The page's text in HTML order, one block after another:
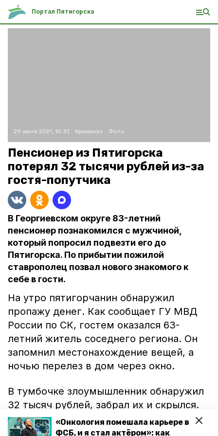
«Онкология помешала карьере в
ФСБ, и я стал актёром»: как
Портал Пятигорска
29 июля 2021, 10:31 Криминал Фото:
Пенсионер из Пятигорска
потерял 32 тысячи рублей из-за
гостя-попутчика
В Георгиевском округе 83-летний
пенсионер познакомился с мужчиной,
который попросил подвезти его до
Пятигорска. По прибытии пожилой
ставрополец позвал нового знакомого к
себе в гости.
На утро пятигорчанин обнаружил
пропажу денег. Как сообщает ГУ МВД
России по СК, гостем оказался 63-
летний житель соседнего региона. Он
запомнил местонахождение вещей, а
ночью перелез в дом через окно.
В тумбочке злоумышленник обнаружил
32 тысяч рублей, забрал их и скрылся.
Мужчину доставили в отделение
полиции, где он во всём сознался. На